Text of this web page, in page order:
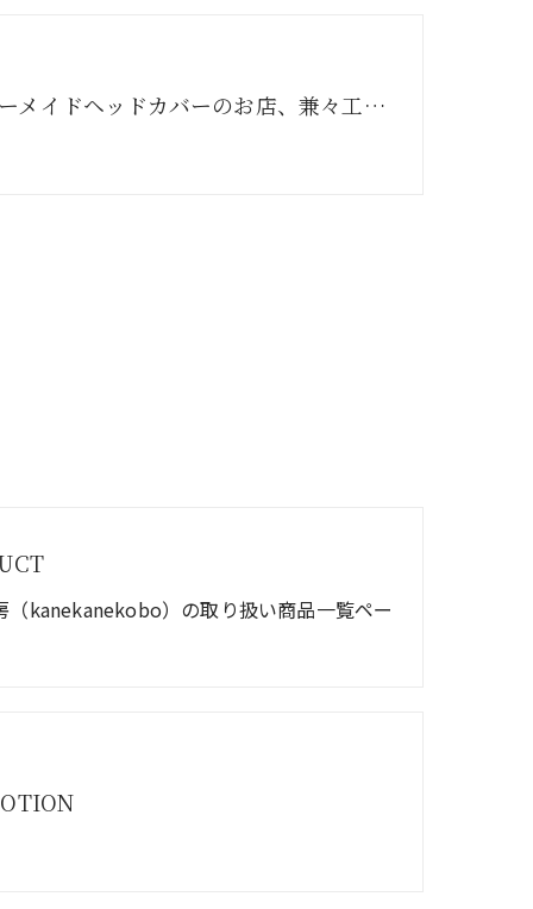
オーダーメイドヘッドカバーのお店、兼々工房ってどんなとこ？
（kanekanekobo）の取り扱い商品一覧ペー